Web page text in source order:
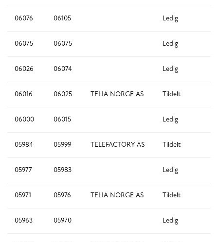
06076 06105 Ledig
06075 06075 Ledig
06026 06074 Ledig
06016 06025 TELIA NORGE AS Tildelt
06000 06015 Ledig
05984 05999 TELEFACTORY AS Tildelt
05977 05983 Ledig
05971 05976 TELIA NORGE AS Tildelt
05963 05970 Ledig